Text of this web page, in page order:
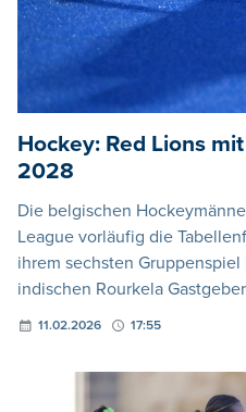
Hockey: Red Lions
2028
Die belgischen
League vorläufig die
ihrem sechsten
indischen Rourkela
11.02.2026 17:55